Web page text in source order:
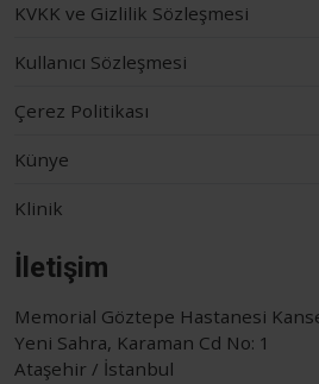
KVKK ve Gizlilik Sözleşmesi
Kullanıcı Sözleşmesi
Çerez Politikası
Künye
Klinik
İletişim
Memorial Göztepe Hastanesi
Yeni Sahra, Karaman Cd No: 1
Ataşehir / İstanbul